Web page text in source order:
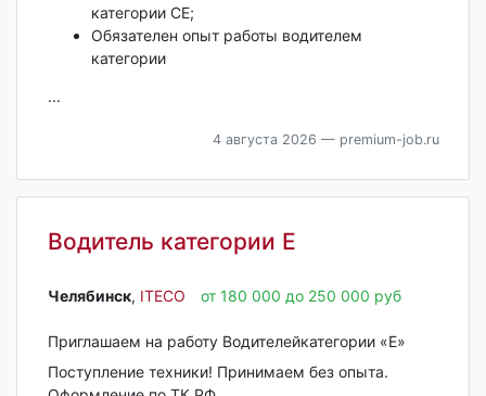
категории СЕ;
Обязателен опыт работы водителем
категории
...
4 августа 2026 — premium-job.ru
Водитель категории Е
Челябинск‎, ITECO от 180 000 до 250 000 руб
Приглашаем на работу Водителейкатегории «Е»
Поступление техники! Принимаем без опыта.